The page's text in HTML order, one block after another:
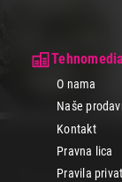
Tehnomedia
O nama
Naše
Kontakt
Pravna lica
Pravila